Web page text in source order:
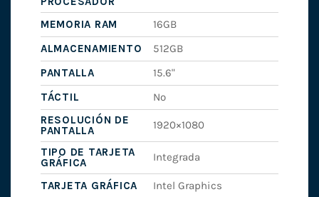
MEMORIA RAM
16GB
ALMACENAMIENTO
512GB
PANTALLA
15.6"
TÁCTIL
No
RESOLUCIÓN DE
PANTALLA
1920×1080
TIPO DE TARJETA
GRÁFICA
Integrada
TARJETA GRÁFICA
Intel Graphics